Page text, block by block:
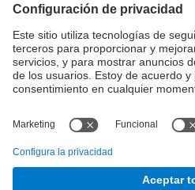
Movilidad Internacional
Investigación
Empresa
¿Qué necesitas?